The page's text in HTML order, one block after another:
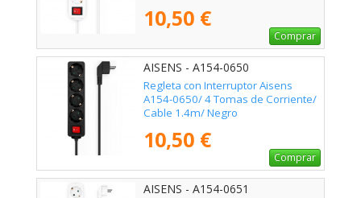
10,50 €
Comprar
AISENS - A154-0650
Regleta con Interruptor Aisens
A154-0650/ 4 Tomas de Corriente/
Cable 1.4m/ Negro
10,50 €
Comprar
AISENS - A154-0651